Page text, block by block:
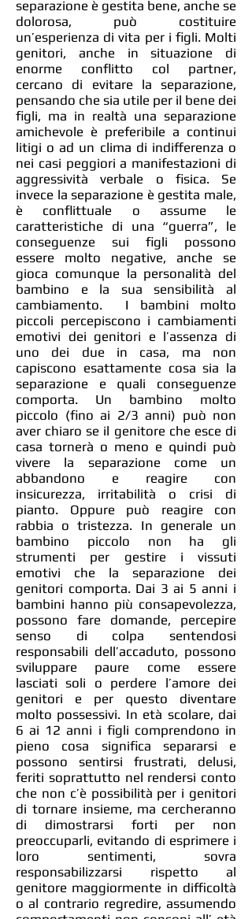
separazione è gestita bene, anche se
dolorosa, può costituire
un’esperienza di vita per i figli. Molti
genitori, anche in situazione di
enorme conflitto col partner,
cercano di evitare la separazione,
pensando che sia utile per il bene dei
figli, ma in realtà una separazione
amichevole è preferibile a continui
litigi o ad un clima di indifferenza o
nei casi peggiori a manifestazioni di
aggressività verbale o fisica. Se
invece la separazione è gestita male,
è conflittuale o assume le
caratteristiche di una “guerra”, le
conseguenze sui figli possono
essere molto negative, anche se
gioca comunque la personalità del
bambino e la sua sensibilità al
cambiamento. I bambini molto
piccoli percepiscono i cambiamenti
emotivi dei genitori e l’assenza di
uno dei due in casa, ma non
capiscono esattamente cosa sia la
separazione e quali conseguenze
comporta. Un bambino molto
piccolo (fino ai 2/3 anni) può non
aver chiaro se il genitore che esce di
casa tornerà o meno e quindi può
vivere la separazione come un
abbandono e reagire con
insicurezza, irritabilità o crisi di
pianto. Oppure può reagire con
rabbia o tristezza. In generale un
bambino piccolo non ha gli
strumenti per gestire i vissuti
emotivi che la separazione dei
genitori comporta. Dai 3 ai 5 anni i
bambini hanno più consapevolezza,
possono fare domande, percepire
senso di colpa sentendosi
responsabili dell’accaduto, possono
sviluppare paure come essere
lasciati soli o perdere l’amore dei
genitori e per questo diventare
molto possessivi. In età scolare, dai
6 ai 12 anni i figli comprendono in
pieno cosa significa separarsi e
possono sentirsi frustrati, delusi,
feriti soprattutto nel rendersi conto
che non c’è possibilità per i genitori
di tornare insieme, ma cercheranno
di dimostrarsi forti per non
preoccuparli, evitando di esprimere i
loro sentimenti, sovra
responsabilizzarsi rispetto al
genitore maggiormente in difficoltà
o al contrario regredire, assumendo